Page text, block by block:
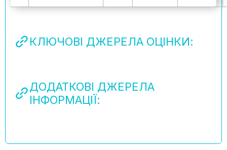
КЛЮЧОВІ ДЖЕРЕЛА ОЦІНКИ:
ДОДАТКОВІ ДЖЕРЕЛА
ІНФОРМАЦІЇ: